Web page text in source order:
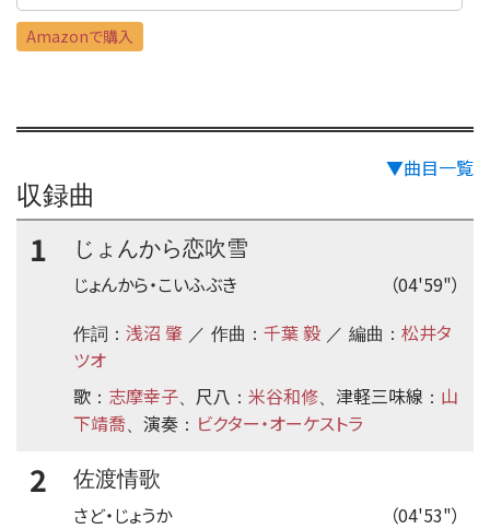
Amazonで購入
▼曲目一覧
収録曲
1
じょんから恋吹雪
（04'59"）
じょんから・こいふぶき
作詞： 浅沼 肇 ／ 作曲： 千葉 毅 ／ 編曲： 松井タ
ツオ
歌 ： 志摩幸子 尺八 ： 米谷和修 津軽三味線 ： 山
下靖喬
演奏 ： ビクター・オーケストラ
2
佐渡情歌
（04'53"）
さど・じょうか